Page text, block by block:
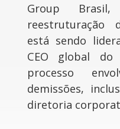
Group
reestruturação
está sendo
CEO global do
processo
demissões,
diretoria